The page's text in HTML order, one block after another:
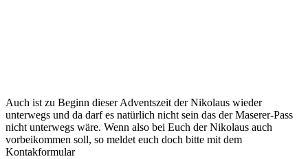
Auch ist zu Beginn dieser Adventszeit der Nikolaus wieder
unterwegs und da darf es natürlich nicht sein das der Maserer-Pass
nicht unterwegs wäre. Wenn also bei Euch der Nikolaus auch
vorbeikommen soll, so meldet euch doch bitte mit dem
Kontakformular